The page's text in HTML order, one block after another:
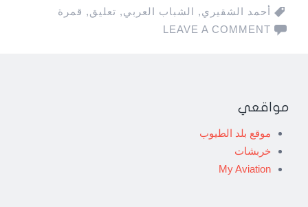
أحمد الشقيري, الشباب العربي, تعليق, قمرة
LEAVE A COMMENT
مواقعي
موقع بلد الطيوب
خربشات
My Aviation